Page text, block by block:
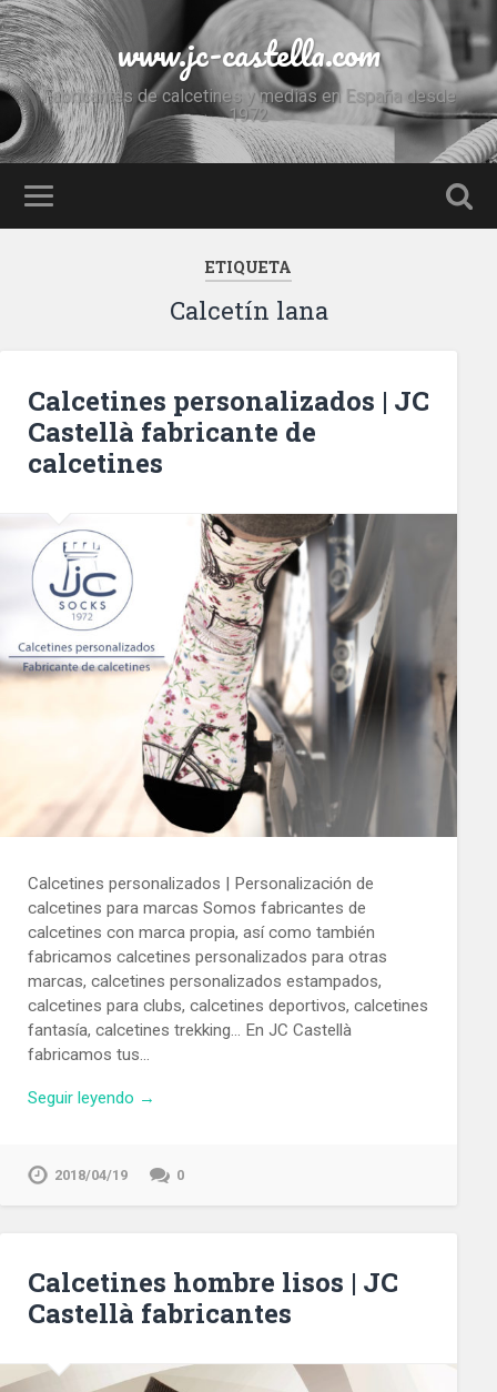
www.jc-castella.com
Fabricantes de calcetines y medias en España desde
1972
ETIQUETA
Calcetín lana
Calcetines personalizados | JC
Castellà fabricante de
calcetines
Calcetines personalizados | Personalización de
calcetines para marcas Somos fabricantes de
calcetines con marca propia, así como también
fabricamos calcetines personalizados para otras
marcas, calcetines personalizados estampados,
calcetines para clubs, calcetines deportivos, calcetines
fantasía, calcetines trekking… En JC Castellà
fabricamos tus…
Seguir leyendo →
2018/04/19 0
Calcetines hombre lisos | JC
Castellà fabricantes